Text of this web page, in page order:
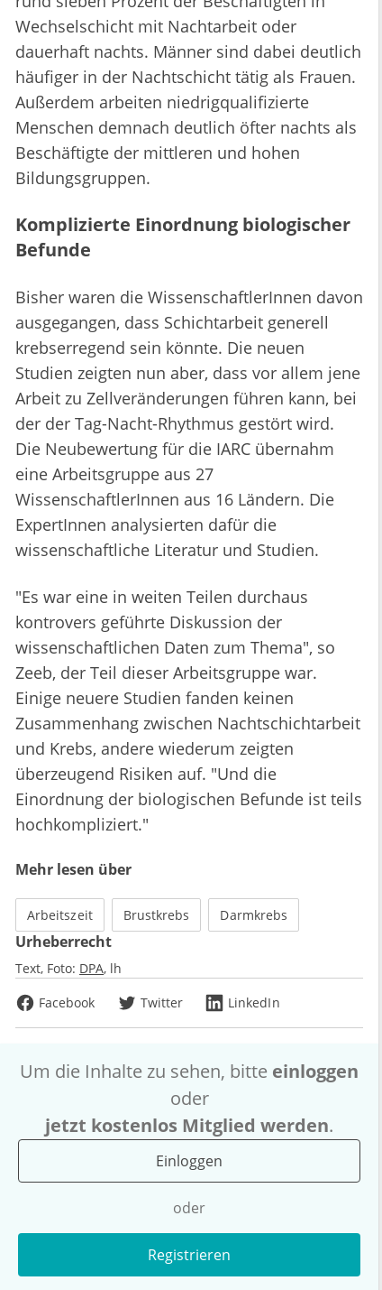
Wechselschicht mit Nachtarbeit oder
dauerhaft nachts. Männer sind dabei deutlich
häufiger in der Nachtschicht tätig als Frauen.
Außerdem arbeiten niedrigqualifizierte
Menschen demnach deutlich öfter nachts als
Beschäftigte der mittleren und hohen
Bildungsgruppen.
Komplizierte Einordnung biologischer
Befunde
Bisher waren die WissenschaftlerInnen davon
ausgegangen, dass Schichtarbeit generell
krebserregend sein könnte. Die neuen
Studien zeigten nun aber, dass vor allem jene
Arbeit zu Zellveränderungen führen kann, bei
der der Tag-Nacht-Rhythmus gestört wird.
Die Neubewertung für die IARC übernahm
eine Arbeitsgruppe aus 27
WissenschaftlerInnen aus 16 Ländern. Die
ExpertInnen analysierten dafür die
wissenschaftliche Literatur und Studien.
"Es war eine in weiten Teilen durchaus
kontrovers geführte Diskussion der
wissenschaftlichen Daten zum Thema", so
Zeeb, der Teil dieser Arbeitsgruppe war.
Einige neuere Studien fanden keinen
Zusammenhang zwischen Nachtschichtarbeit
und Krebs, andere wiederum zeigten
überzeugend Risiken auf. "Und die
Einordnung der biologischen Befunde ist teils
hochkompliziert."
Mehr lesen über
Arbeitszeit Brustkrebs Darmkrebs
Urheberrecht
Text, Foto: DPA lh
Facebook
Twitter LinkedIn
Um die Inhalte zu sehen, bitte einloggen
oder
jetzt kostenlos Mitglied werden.
Einloggen
oder
Registrieren